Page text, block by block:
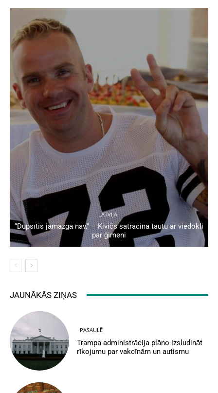
LATVIJA
“Dupsītis jāmazgā nav,” – Kivičs satracina tautu ar viedokli
par ģimeni
JAUNĀKĀS ZIŅAS
PASAULĒ
Trampa administrācija plāno izsludināt
rīkojumu par vakcīnām un autismu